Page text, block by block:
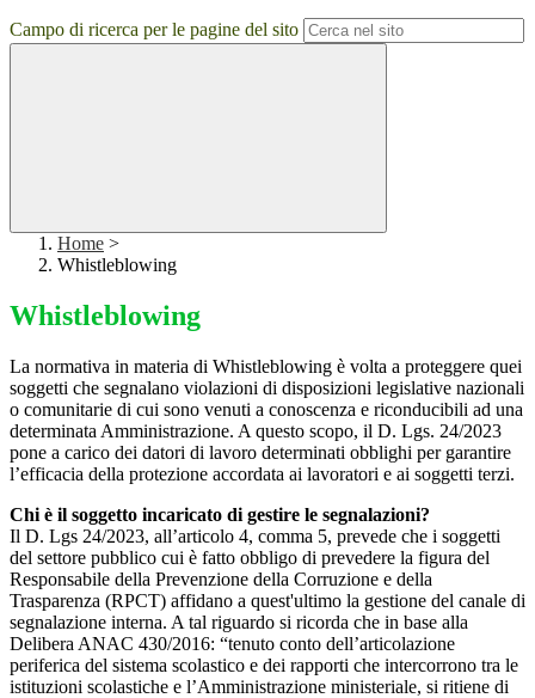
Campo di ricerca per le pagine del sito
Home >
Whistleblowing
Whistleblowing
La normativa in materia di Whistleblowing è volta a proteggere quei
soggetti che segnalano violazioni di disposizioni legislative nazionali
o comunitarie di cui sono venuti a conoscenza e riconducibili ad una
determinata Amministrazione. A questo scopo, il D. Lgs. 24/2023
pone a carico dei datori di lavoro determinati obblighi per garantire
l’efficacia della protezione accordata ai lavoratori e ai soggetti terzi.
Chi è il soggetto incaricato di gestire le segnalazioni?
Il D. Lgs 24/2023, all’articolo 4, comma 5, prevede che i soggetti
del settore pubblico cui è fatto obbligo di prevedere la figura del
Responsabile della Prevenzione della Corruzione e della
Trasparenza (RPCT) affidano a quest'ultimo la gestione del canale di
segnalazione interna. A tal riguardo si ricorda che in base alla
Delibera ANAC 430/2016: “tenuto conto dell’articolazione
periferica del sistema scolastico e dei rapporti che intercorrono tra le
istituzioni scolastiche e l’Amministrazione ministeriale, si ritiene di